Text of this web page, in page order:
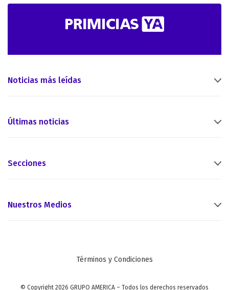
Noticias más leídas
Últimas noticias
Secciones
Nuestros Medios
Términos y Condiciones
© Copyright 2026 GRUPO AMERICA – Todos los derechos reservados